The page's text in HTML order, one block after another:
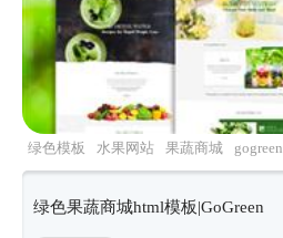
绿色模板 水果网站 果蔬商城 gogreen
绿色果蔬商城html模板|GoGreen